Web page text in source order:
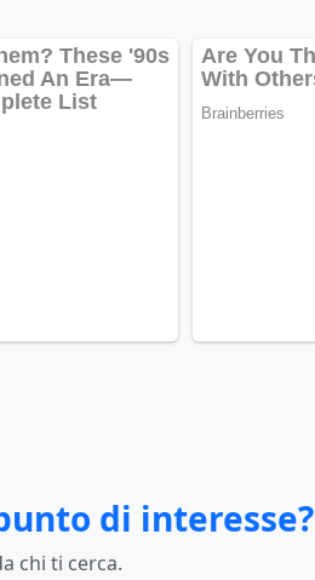
di interesse?
chi ti cerca.